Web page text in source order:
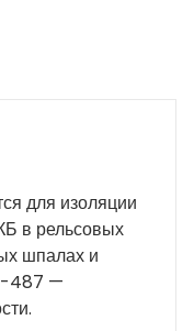
для изоляции
в рельсовых
шпалах и
487 —